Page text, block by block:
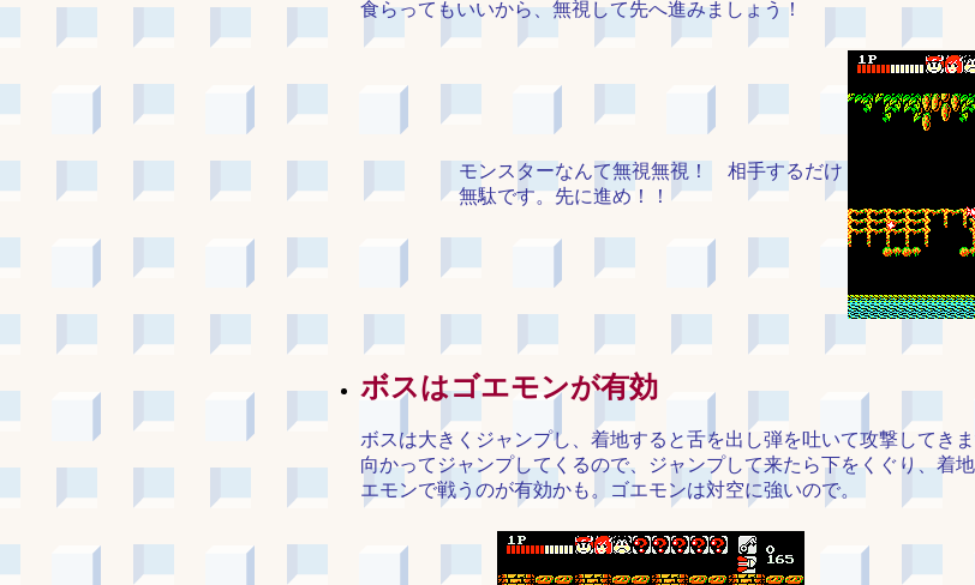
食らってもいいから、無視して先へ進みましょう！
モンスターなんて無視無視！ 相手するだけ
無駄です。先に進め！！
ボスはゴエモンが有効
ボスは大きくジャンプし、着地すると舌を出し弾を吐いて攻撃してき
向かってジャンプしてくるので、ジャンプして来たら下をくぐり、着
エモンで戦うのが有効かも。ゴエモンは対空に強いので。